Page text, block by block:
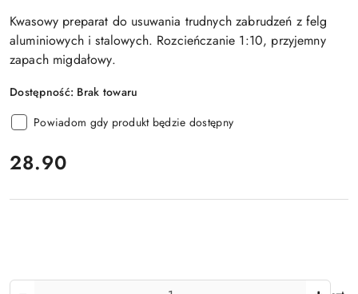
Kwasowy preparat do usuwania trudnych zabrudzeń z felg
aluminiowych i stalowych. Rozcieńczanie 1:10, przyjemny
zapach migdałowy.
Dostępność: Brak towaru
Powiadom gdy produkt będzie dostępny
cena:
28.90